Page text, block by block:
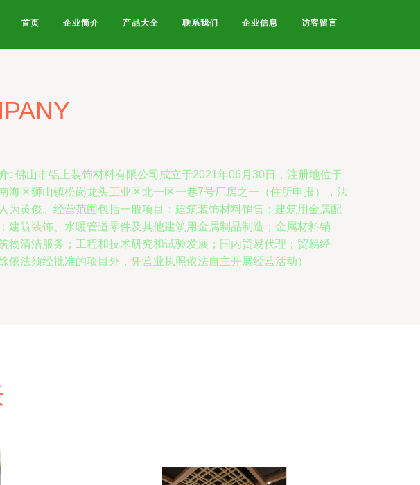
首页 企业简介 产品大全 联系我们 企业信息 访客留言
: 佛山市铝上装饰材料有限公司成立于2021年06月30日，注册地位于
海区狮山镇松岗龙头工业区北一区一巷7号厂房之一（住所申报），法
为黄俊。经营范围包括一般项目：建筑装饰材料销售；建筑用金属配
建筑装饰、水暖管道零件及其他建筑用金属制品制造；金属材料销
物清洁服务；工程和技术研究和试验发展；国内贸易代理；贸易经
依法须经批准的项目外，凭营业执照依法自主开展经营活动）